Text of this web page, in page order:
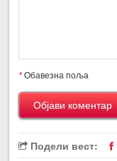
*Обавезна поља
Подели вест: